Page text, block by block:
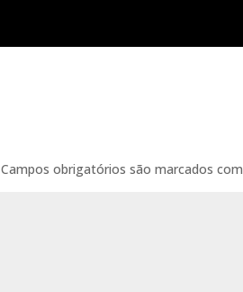
Campos obrigatórios são marcados com